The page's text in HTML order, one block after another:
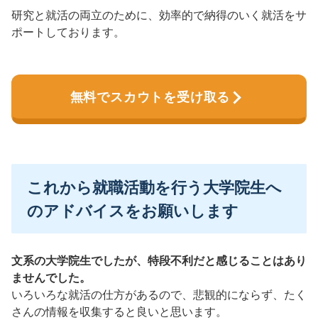
研究と就活の両立のために、効率的で納得のいく就活をサ
ポートしております。
無料でスカウトを受け取る
これから就職活動を行う大学院生へ
のアドバイスをお願いします
文系の大学院生でしたが、特段不利だと感じることはあり
ませんでした。
いろいろな就活の仕方があるので、悲観的にならず、たく
さんの情報を収集すると良いと思います。